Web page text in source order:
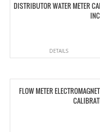
DISTRIBUTOR WATER METER
DETAILS
FLOW METER